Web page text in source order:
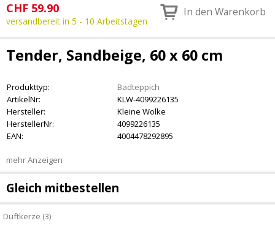
CHF 59.90
versandbereit in 5 - 10 Arbeitstagen
In den Warenkorb
Tender, Sandbeige, 60 x 60 cm
Produkttyp:
Badteppich
ArtikelNr:
KLW-4099226135
Hersteller:
Kleine Wolke
HerstellerNr:
4099226135
EAN:
4004478292895
mehr Anzeigen
Gleich mitbestellen
Duftkerze (3)